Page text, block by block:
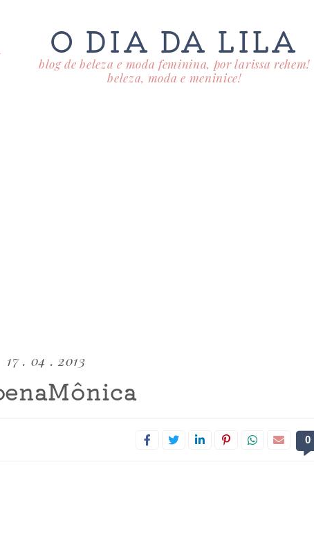
O DIA DA LILA
blog de beleza e moda feminina, por larissa rehem!
beleza, moda e meninice!
17 . 04 . 2013
0